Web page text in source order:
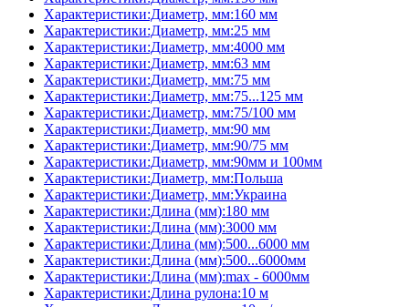
Характеристики:Диаметр, мм:160 мм
Характеристики:Диаметр, мм:25 мм
Характеристики:Диаметр, мм:4000 мм
Характеристики:Диаметр, мм:63 мм
Характеристики:Диаметр, мм:75 мм
Характеристики:Диаметр, мм:75...125 мм
Характеристики:Диаметр, мм:75/100 мм
Характеристики:Диаметр, мм:90 мм
Характеристики:Диаметр, мм:90/75 мм
Характеристики:Диаметр, мм:90мм и 100мм
Характеристики:Диаметр, мм:Польша
Характеристики:Диаметр, мм:Украина
Характеристики:Длина (мм):180 мм
Характеристики:Длина (мм):3000 мм
Характеристики:Длина (мм):500...6000 мм
Характеристики:Длина (мм):500...6000мм
Характеристики:Длина (мм):max - 6000мм
Характеристики:Длина рулона:10 м